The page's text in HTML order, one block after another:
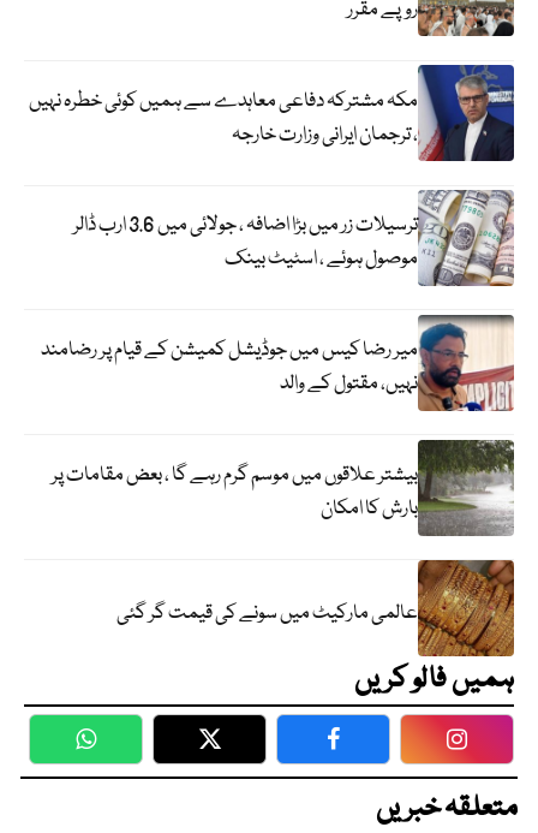
روپے مقرر
مکہ مشترکہ دفاعی معاہدے سے ہمیں کوئی خطرہ نہیں
، ترجمان ایرانی وزارت خارجہ
ترسیلات زر میں بڑا اضافہ ، جولائی میں 3.6 ارب ڈالر
موصول ہوئے ، اسٹیٹ بینک
میر رضا کیس میں جوڈیشل کمیشن کے قیام پر رضامند
نہیں، مقتول کے والد
بیشتر علاقوں میں موسم گرم رہے گا ، بعض مقامات پر
بارش کا امکان
عالمی مارکیٹ میں سونے کی قیمت گر گئی
ہمیں فالو کریں
WhatsApp Twitter Facebook
متعلقہ خبریں